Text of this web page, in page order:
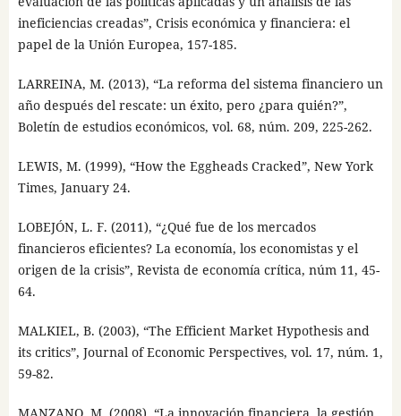
ineficiencias creadas”, Crisis económica y financiera: el
papel de la Unión Europea, 157-185.
LARREINA, M. (2013), “La reforma del sistema financiero un
año después del rescate: un éxito, pero ¿para quién?”,
Boletín de estudios económicos, vol. 68, núm. 209, 225-262.
LEWIS, M. (1999), “How the Eggheads Cracked”, New York
Times, January 24.
LOBEJÓN, L. F. (2011), “¿Qué fue de los mercados
financieros eficientes? La economía, los economistas y el
origen de la crisis”, Revista de economía crítica, núm 11, 45-
64.
MALKIEL, B. (2003), “The Efficient Market Hypothesis and
its critics”, Journal of Economic Perspectives, vol. 17, núm. 1,
59-82.